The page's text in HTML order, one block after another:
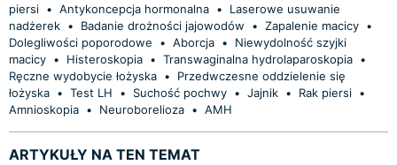
piersi • Antykoncepcja hormonalna •
Laserowe usuwanie
nadżerek • Badanie drożności jajowodów • Zapalenie macicy •
Dolegliwości poporodowe
• Aborcja •
Niewydolność szyjki
macicy • Histeroskopia • Transwaginalna hydrolaparoskopia •
Ręczne wydobycie łożyska •
Przedwczesne oddzielenie się
łożyska • Test LH • Suchość pochwy • Jajnik • Rak piersi •
Amnioskopia • Neuroborelioza • AMH
ARTYKUŁY NA TEN TEMAT